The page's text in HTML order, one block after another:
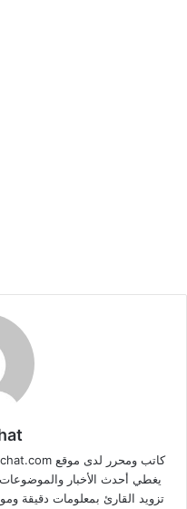
يغطي أحدث الأخبار والموضوعات
تزويد القارئ بمعلومات دقيقة